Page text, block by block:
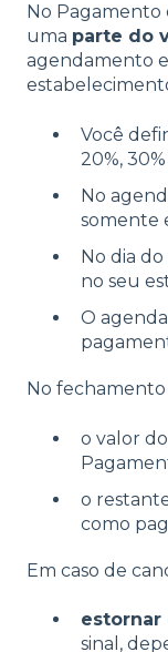
No Pagamento
uma parte do
agendamento
Você
20%,
No
somente
No dia
no seu
O
No
o valor
o
como
Em caso de
estornar
sinal,